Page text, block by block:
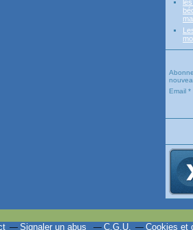
Email
Signaler un abus C.G.U. Cookies et